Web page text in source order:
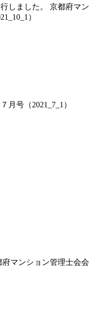
しました。 京都府マン
）
号（2021_7_1）
マンション管理士会会